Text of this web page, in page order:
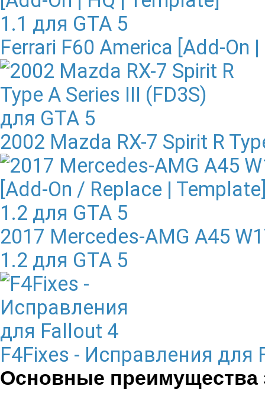
Ferrari F60 America [Add-On
2002 Mazda RX-7 Spirit R
2017 Mercedes-AMG A45
1.2 для GTA 5
F4Fixes - Исправления для
Основные преимущества